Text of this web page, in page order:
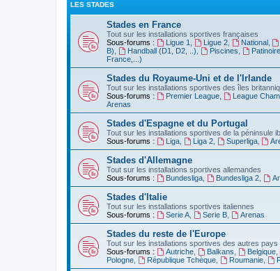
LES STADES
Stades en France
Tout sur les installations sportives françaises
Sous-forums :
Ligue 1 Ligue 2, National,
B)
Handball (D1, D2, ..) Piscines
France,...)
Stades du Royaume-Uni et de l'Irlande
Tout sur les installations sportives des îles
Sous-forums :
Premier League, League
Arenas
Stades d'Espagne et du Portugal
Tout sur les installations sportives de la péninsule
Sous-forums :
Liga, Liga 2, Superliga,
Stades d'Allemagne
Tout sur les installations sportives allemandes
Sous-forums :
Bundesliga, Bundesliga 2,
Stades d'Italie
Tout sur les installations sportives italiennes
Sous-forums :
Serie A, Serie B, Arenas
Stades du reste de l'Europe
Tout sur les installations sportives des autres pays
Sous-forums :
Autriche, Balkans Belgique,
Pologne
République Tchèque, Roumanie,